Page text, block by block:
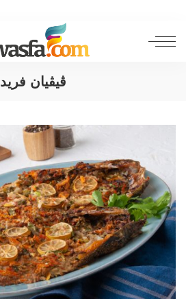
ڨيڨيان فريد